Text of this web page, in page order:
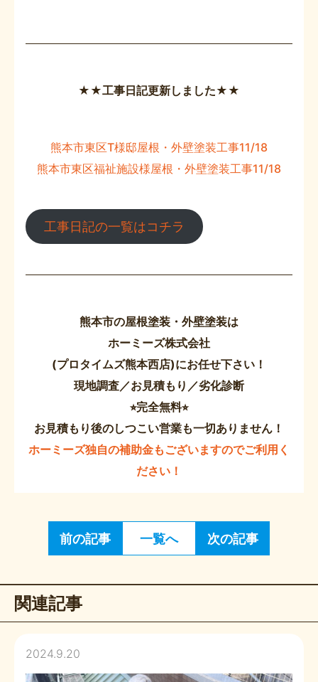
★★工事日記更新しました★★
熊本市東区T様邸屋根・外壁塗装工事11/18
熊本市東区福祉施設様屋根・外壁塗装工事11/18
工事日記の一覧はコチラ
熊本市の屋根塗装・外壁塗装は
ホーミーズ株式会社
(プロタイムズ熊本西店)にお任せ下さい！
現地調査／お見積もり／劣化診断
⭐︎完全無料⭐︎
お見積もり後のしつこい営業も一切ありません！
ホーミーズ独自の補助金もございますのでご利用く
ださい！
前の記事 一覧へ 次の記事
関連記事
2024.9.20